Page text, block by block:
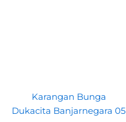
Karangan Bunga
Dukacita Banjarnegara 05